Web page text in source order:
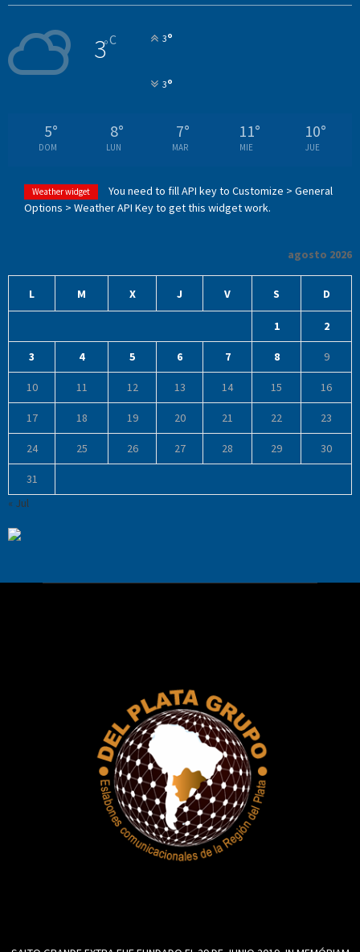
3°C 3°
3°
5°
DOM
8°
LUN
7°
MAR
11°
MIE
10°
JUE
Weather widget
You need to fill API key to Customize > General
Options > Weather API Key to get this widget work.
agosto 2026
L M X J V S D
1 2
3 4 5 6 7 8 9
10 11 12 13 14 15 16
17 18 19 20 21 22 23
24 25 26 27 28 29 30
31
« Jul